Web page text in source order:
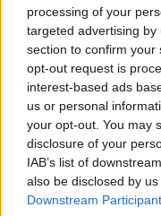
processing of your
targeted advertising
section to confirm your
opt-out request is
interest-based ads
us or personal
your opt-out. You may
disclosure of your
IAB’s list of
also be disclosed by
Downstream
Hakkinen
McLarennél,